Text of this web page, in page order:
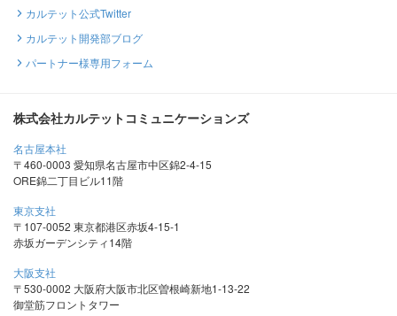
カルテット公式Twitter
カルテット開発部ブログ
パートナー様専用フォーム
株式会社カルテットコミュニケーションズ
名古屋本社
〒460-0003 愛知県名古屋市中区錦2-4-15
ORE錦二丁目ビル11階
東京支社
〒107-0052 東京都港区赤坂4-15-1
赤坂ガーデンシティ14階
大阪支社
〒530-0002 大阪府大阪市北区曽根崎新地1-13-22
御堂筋フロントタワー